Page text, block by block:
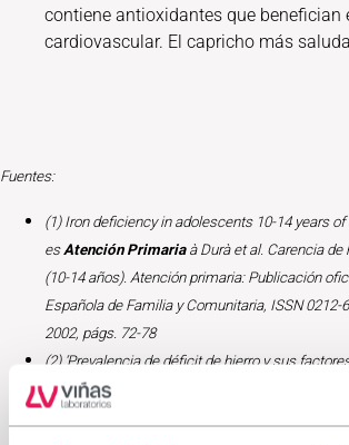
contiene antioxidantes que benefician
cardiovascular. El capricho más
Fuentes:
(1) Iron deficiency in adolescents 10-14 years of
es Atención Primariaà Durà et al. Carencia de
(10-14 años). Atención primaria: Publicación
Española de Familia y Comunitaria, ISSN 0212-
2002, págs. 72-78
(2) ‘Prevalencia de déficit de hierro y sus
adolescentes sanos’, Tesifón Parrón Carreño,